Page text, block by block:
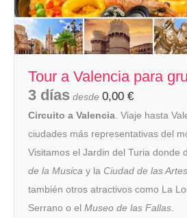
Tour a Valencia para
3 días desde 0,00 €
Circuito a Valencia . Viaje hasta
ciudades más representativas del
Visitamos el Jardin del Turia donde
de la Musica y la Ciudad de las
también otros atractivos como La
Serrano o el Museo de las Fallas